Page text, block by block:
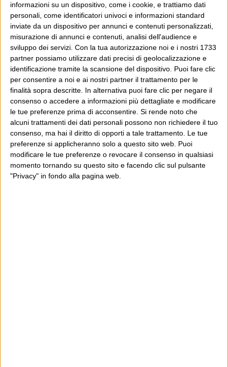
informazioni su un dispositivo, come i cookie, e trattiamo dati
personali, come identificatori univoci e informazioni standard
inviate da un dispositivo per annunci e contenuti personalizzati,
misurazione di annunci e contenuti, analisi dell'audience e
sviluppo dei servizi. Con la tua autorizzazione noi e i nostri 1733
partner possiamo utilizzare dati precisi di geolocalizzazione e
identificazione tramite la scansione del dispositivo. Puoi fare clic
per consentire a noi e ai nostri partner il trattamento per le
finalità sopra descritte. In alternativa puoi fare clic per negare il
consenso o accedere a informazioni più dettagliate e modificare
le tue preferenze prima di acconsentire. Si rende noto che
alcuni trattamenti dei dati personali possono non richiedere il tuo
consenso, ma hai il diritto di opporti a tale trattamento. Le tue
preferenze si applicheranno solo a questo sito web. Puoi
modificare le tue preferenze o revocare il consenso in qualsiasi
momento tornando su questo sito e facendo clic sul pulsante
"Privacy" in fondo alla pagina web.
POST PRECEDENTE
The zap on the feet
POST SUCCESSIVO
Perfetto questa cippa
E per i regali di Natale